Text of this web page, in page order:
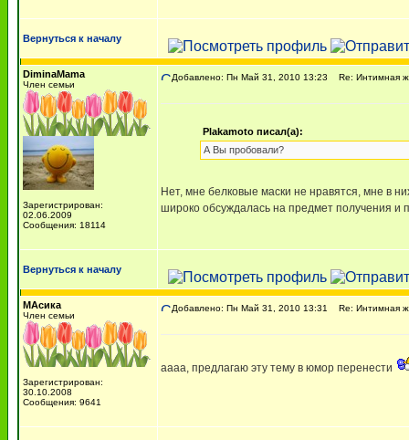
Вернуться к началу
DiminaMama
Член семьи
Зарегистрирован:
02.06.2009
Сообщения: 18114
Добавлено: Пн Май 31, 2010 13:23 Re: Интимная
Plakamoto писал(а):
А Вы пробовали?
Нет, мне белковые маски не нравятся, мне в
широко обсуждалась на предмет получения и
Вернуться к началу
МАсика
Член семьи
Зарегистрирован:
30.10.2008
Сообщения: 9641
Добавлено: Пн Май 31, 2010 13:31 Re: Интимная
аааа, предлагаю эту тему в юмор перенести